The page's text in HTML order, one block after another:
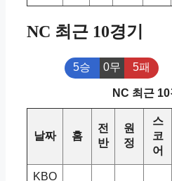
NC 최근 10경기
5승 0무 5패
NC 최근 10
날짜 홈
전
반
원
정
스
코
어
KBO